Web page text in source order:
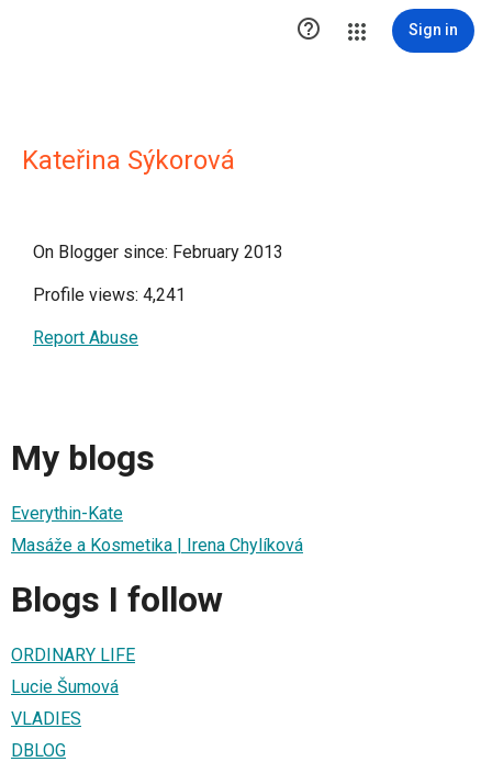
 Sign in
Kateřina Sýkorová
On Blogger since: February 2013
Profile views: 4,241
Report Abuse
My blogs
Everythin-Kate
Masáže a Kosmetika | Irena Chylíková
Blogs I follow
ORDINARY LIFE
Lucie Šumová
VLADIES
DBLOG